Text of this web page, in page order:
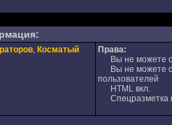
, Косматый
Права:
Вы не можете
Вы не можете
пользователей
HTML вкл.
Спецразметка